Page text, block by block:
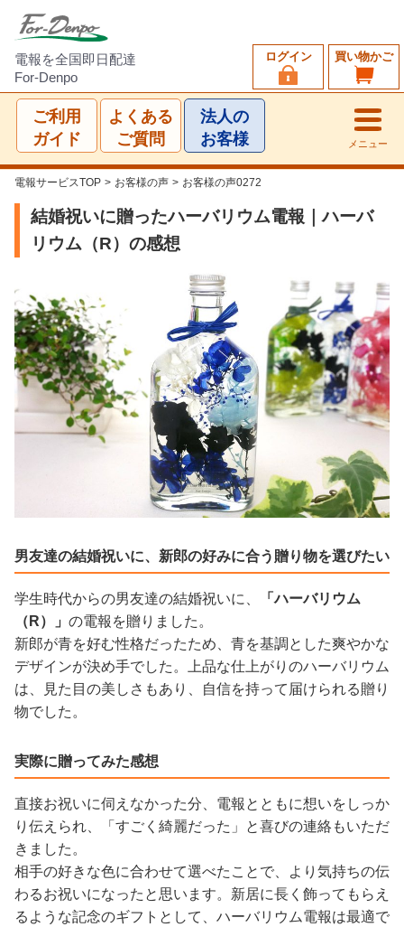
電報を全国即日配達
For-Denpo
買い物かご
ログイン
ご利用
ガイド
よくある
ご質問
法人の
お客様
メニュー
電報サービスTOP > お客様の声 > お客様の声0272
結婚祝いに贈ったハーバリウム電報｜ハーバ
リウム（R）の感想
男友達の結婚祝いに、新郎の好みに合う贈り物を選びたい
学生時代からの男友達の結婚祝いに、
「ハーバリウム
（R）」 の電報を贈りました。
新郎が青を好む性格だったため、青を基調とした爽やかな
デザインが決め手でした。上品な仕上がりのハーバリウム
は、見た目の美しさもあり、自信を持って届けられる贈り
物でした。
実際に贈ってみた感想
直接お祝いに伺えなかった分、電報とともに想いをしっか
り伝えられ、「すごく綺麗だった」と喜びの連絡もいただ
きました。
相手の好きな色に合わせて選べたことで、より気持ちの伝
わるお祝いになったと思います。新居に長く飾ってもらえ
るような記念のギフトとして、ハーバリウム電報は最適で